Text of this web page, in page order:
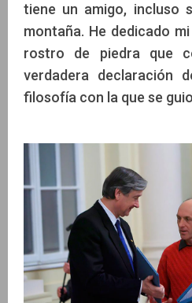
tiene un amigo, incluso
montaña. He dedicado
rostro de piedra que
verdadera declaración
filosofía con la que se